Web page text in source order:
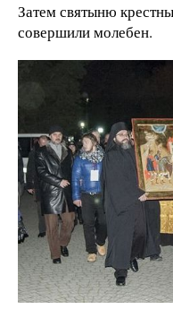
Затем святыню
совершили молебен.